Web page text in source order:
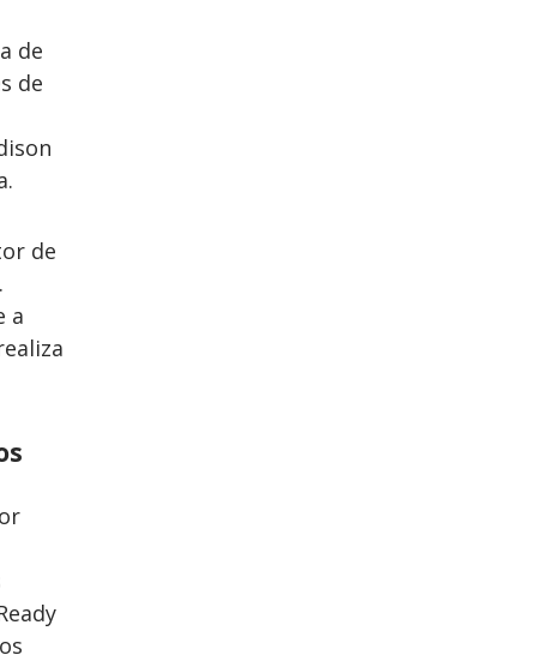
de
de
de
a